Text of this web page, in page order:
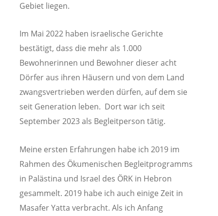
Gebiet liegen.
Im Mai 2022 haben israelische Gerichte
bestätigt, dass die mehr als 1.000
Bewohnerinnen und Bewohner dieser acht
Dörfer aus ihren Häusern und von dem Land
zwangsvertrieben werden dürfen, auf dem sie
seit Generation leben. Dort war ich seit
September 2023 als Begleitperson tätig.
Meine ersten Erfahrungen habe ich 2019 im
Rahmen des Ökumenischen Begleitprogramms
in Palästina und Israel des ÖRK in Hebron
gesammelt. 2019 habe ich auch einige Zeit in
Masafer Yatta verbracht. Als ich Anfang